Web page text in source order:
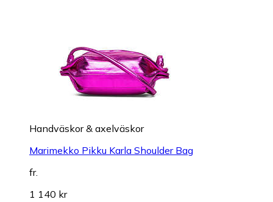
Handväskor & axelväskor
Marimekko Pikku Karla Shoulder Bag
fr.
1 140 kr